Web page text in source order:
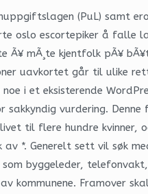
(PuL) samt
oslo escortepiker å falle
Ã¥ mÃ¸te kjentfolk pÃ¥
uavkortet går til ulike
i et eksisterende
vurdering.
til flere hundre kvinner,
av *. Generelt sett vil søk
byggeleder,
kommunene. Framover